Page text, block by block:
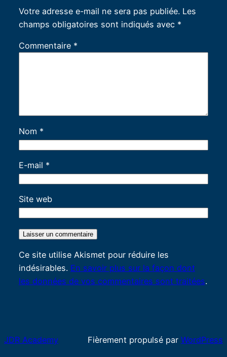
Votre adresse e-mail ne sera pas publiée. Les
champs obligatoires sont indiqués avec *
Commentaire *
Nom *
E-mail *
Site web
Ce site utilise Akismet pour réduire les
indésirables. En savoir plus sur la façon dont
les données de vos commentaires sont traitées.
JDR Academy Fièrement propulsé par WordPress